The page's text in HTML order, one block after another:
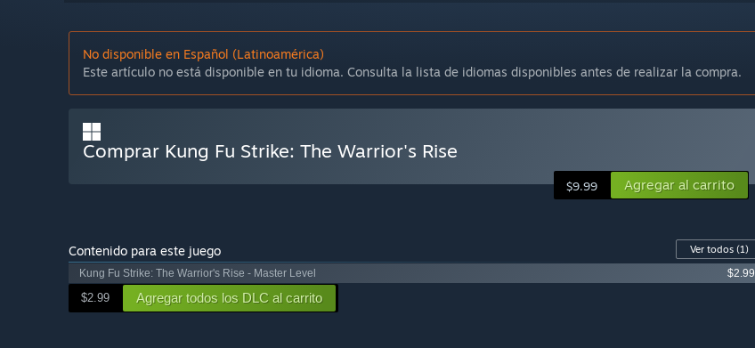
No disponible en Español (Latinoamérica)
Este artículo no está disponible en tu idioma. Consulta la lista de idiomas disponibles antes de realizar la compra.
Comprar Kung Fu Strike: The Warrior's Rise
$9.99 Agregar al carrito
Contenido para este juego Ver todos (1)
Kung Fu Strike: The Warrior's Rise - Master Level
$2.99
$2.99 Agregar todos los DLC al carrito